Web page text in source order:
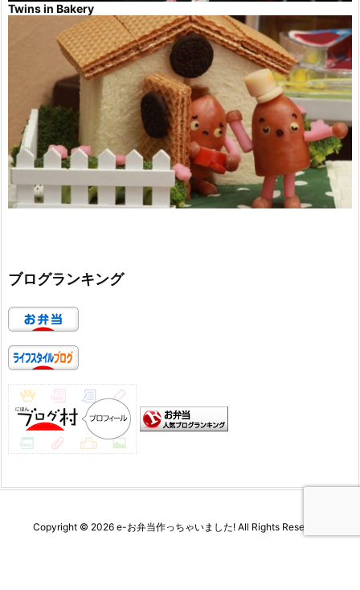
Twins in Bakery
ブログランキング
Copyright © 2026 e-お弁当作っちゃいました! All Rights Reserved.